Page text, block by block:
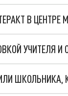
В
УЧИТЕЛЯ